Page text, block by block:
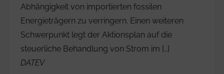
Abhängigkeit von importierten fossilen
Energieträgern zu verringern. Einen weiteren
Schwerpunkt legt der Aktionsplan auf die
steuerliche Behandlung von Strom im […]
DATEV